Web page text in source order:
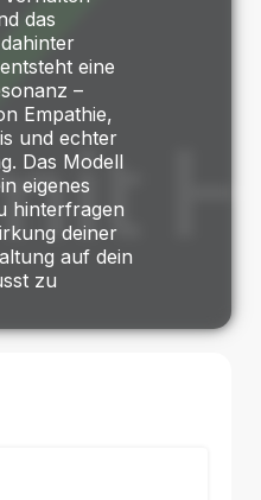
das
eine
–
Empathie,
und echter
Das Modell
eigenes
hinterfragen
deiner
auf dein
zu